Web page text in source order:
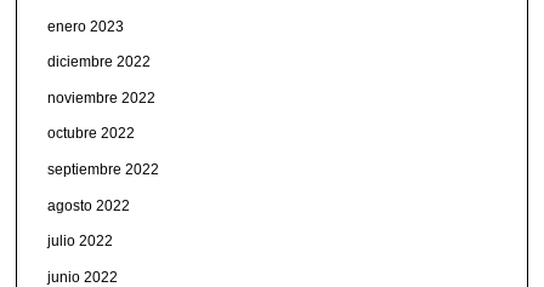
enero 2023
diciembre 2022
noviembre 2022
octubre 2022
septiembre 2022
agosto 2022
julio 2022
junio 2022